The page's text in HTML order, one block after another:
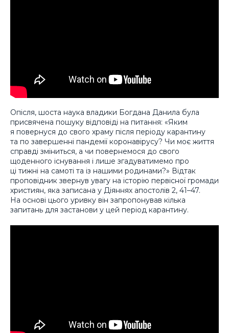
Опісля, шоста наука владики Богдана Данила була
присвячена пошуку відповіді на питання: «Яким
я повернуся до свого храму після періоду карантину
та по завершенні пандемії коронавірусу? Чи моє життя
справді зміниться, а чи повернемося до свого
щоденного існування і лише згадуватимемо про
ці тижні на самоті та із нашими родинами?» Відтак
проповідник звернув увагу на історію первісної громади
християн, яка записана у Діяннях апостолів 2, 41–47.
На основі цього уривку він запропонував кілька
запитань для застанови у цей період карантину.